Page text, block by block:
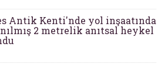
Antik Kenti'nde yol inşaatında
2 metrelik anıtsal heykel